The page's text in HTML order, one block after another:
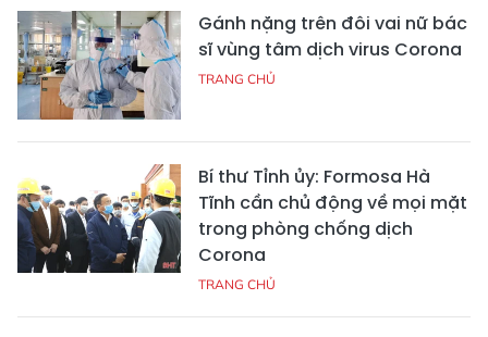
Gánh nặng trên đôi vai nữ bác
sĩ vùng tâm dịch virus Corona
TRANG CHỦ
Bí thư Tỉnh ủy: Formosa Hà
Tĩnh cần chủ động về mọi mặt
trong phòng chống dịch
Corona
TRANG CHỦ